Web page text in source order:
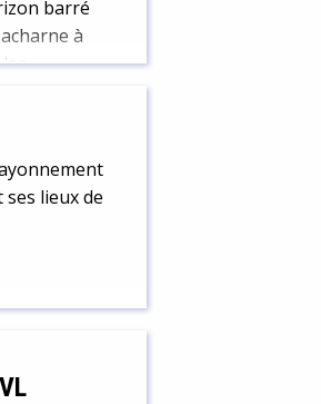
barré
à
cessé
creuser, et
histoire...
lieux de